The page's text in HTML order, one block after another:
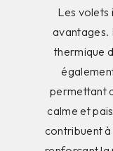
Les volets
avantages.
thermique
permettant
calme et
contribuent